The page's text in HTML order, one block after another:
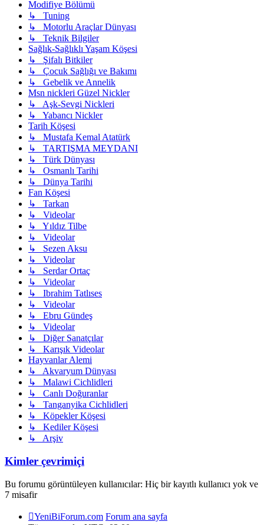
Modifiye Bölümü
↳ Tuning
↳ Motorlu Araçlar Dünyası
↳ Teknik Bilgiler
Sağlık-Sağlıklı Yaşam Köşesi
↳ Şifalı Bitkiler
↳ Çocuk Sağlığı ve Bakımı
↳ Gebelik ve Annelik
Msn nickleri Güzel Nickler
↳ Aşk-Sevgi Nickleri
↳ Yabancı Nickler
Tarih Köşesi
↳ Mustafa Kemal Atatürk
↳ TARTIŞMA MEYDANI
↳ Türk Dünyası
↳ Osmanlı Tarihi
↳ Dünya Tarihi
Fan Köşesi
↳ Tarkan
↳ Videolar
↳ Yıldız Tilbe
↳ Videolar
↳ Sezen Aksu
↳ Videolar
↳ Serdar Ortaç
↳ Videolar
↳ Ibrahim Tatlıses
↳ Videolar
↳ Ebru Gündeş
↳ Videolar
↳ Diğer Sanatçılar
↳ Karışık Videolar
Hayvanlar Alemi
↳ Akvaryum Dünyası
↳ Malawi Cichlidleri
↳ Canlı Doğuranlar
↳ Tanganyika Cichlidleri
↳ Köpekler Köşesi
↳ Kediler Köşesi
↳ Arşiv
Kimler çevrimiçi
Bu forumu görüntüleyen kullanıcılar: Hiç bir kayıtlı kullanıcı yok ve
7 misafir
YeniBiForum.com Forum ana sayfa